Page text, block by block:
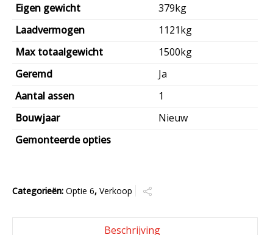
Eigen gewicht
379kg
Laadvermogen
1121kg
Max totaalgewicht
1500kg
Geremd
Ja
Aantal assen
1
Bouwjaar
Nieuw
Gemonteerde opties
Categorieën: Optie 6, Verkoop
Beschrijving